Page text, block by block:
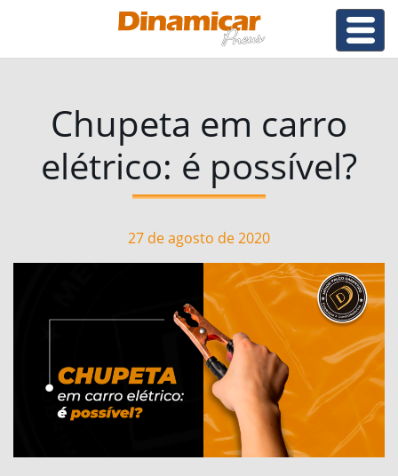
Chupeta em carro
elétrico: é possível?
27 de agosto de 2020